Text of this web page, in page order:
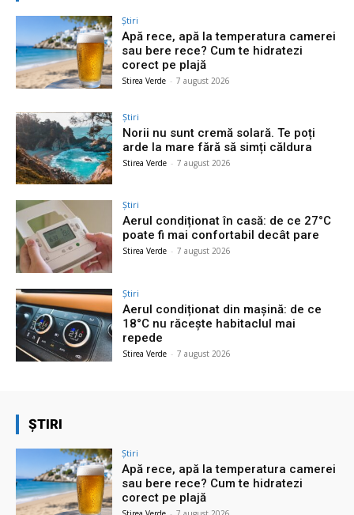
Știri
Apă rece, apă la temperatura camerei
sau bere rece? Cum te hidratezi
corect pe plajă
Stirea Verde - 7 august 2026
Știri
Norii nu sunt cremă solară. Te poți
arde la mare fără să simți căldura
Stirea Verde - 7 august 2026
Știri
Aerul condiționat în casă: de ce 27°C
poate fi mai confortabil decât pare
Stirea Verde - 7 august 2026
Știri
Aerul condiționat din mașină: de ce
18°C nu răcește habitaclul mai
repede
Stirea Verde - 7 august 2026
ȘTIRI
Știri
Apă rece, apă la temperatura camerei
sau bere rece? Cum te hidratezi
corect pe plajă